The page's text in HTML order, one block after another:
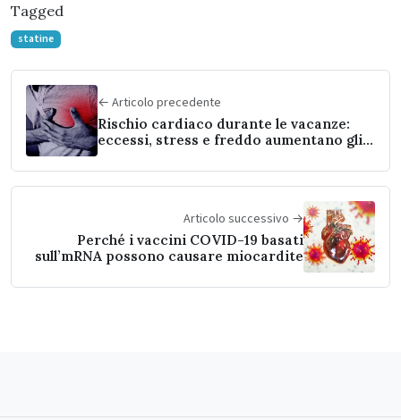
Tagged
statine
← Articolo precedente
Rischio cardiaco durante le vacanze:
eccessi, stress e freddo aumentano gli
Articolo successivo →
Perché i vaccini COVID-19 basati
sull’mRNA possono causare miocardite